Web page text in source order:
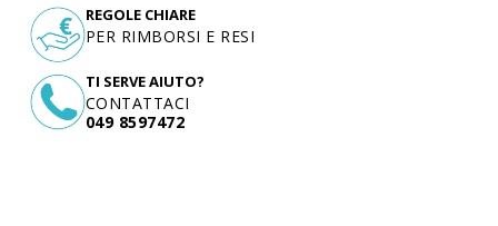
TI SERVE AIUTO?
CONTATTACI
049 8597472
REGOLE CHIARE
PER RIMBORSI E RESI